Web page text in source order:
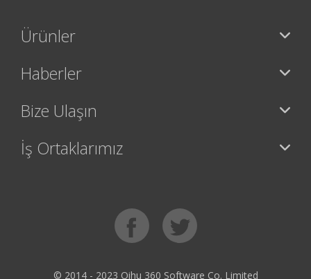
Ürünler
Haberler
Bize Ulaşın
İş Ortaklarımız
© 2014 - 2023 Qihu 360 Software Co. Limited